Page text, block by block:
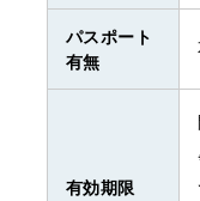
パスポート
有無
有効期限